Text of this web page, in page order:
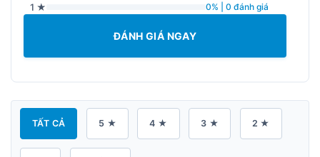
1 ★ 0% | 0 đánh giá
ĐÁNH GIÁ NGAY
TẤT CẢ 5 ★ 4 ★ 3 ★ 2 ★